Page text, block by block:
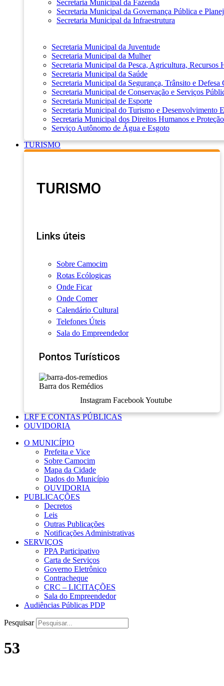
Secretaria Municipal da Fazenda
Secretaria Municipal da Governança Pública e
Secretaria Municipal da Infraestrutura
Secretaria Municipal da Juventude
Secretaria Municipal da Mulher
Secretaria Municipal da Pesca, Agricultura, Recursos
Secretaria Municipal da Saúde
Secretaria Municipal da Segurança, Trânsito e Defesa
Secretaria Municipal de Conservação e Serviços
Secretaria Municipal de Esporte
Secretaria Municipal do Turismo e Desenvolvimento
Secretaria Municipal dos Direitos Humanos e
Serviço Autônomo de Água e Esgoto
TURISMO
TURISMO
Links úteis
Sobre Camocim
Rotas Ecólogicas
Onde Ficar
Onde Comer
Calendário Cultural
Telefones Úteis
Sala do Empreendedor
Pontos Turísticos
Barra dos Remédios
Instagram Facebook Youtube
LRF E CONTAS PÚBLICAS
OUVIDORIA
O MUNICÍPIO
Prefeita e Vice
Sobre Camocim
Mapa da Cidade
Dados do Município
OUVIDORIA
PUBLICAÇÕES
Decretos
Leis
Outras Publicações
Notificações Administrativas
SERVIÇOS
PPA Participativo
Carta de Serviços
Governo Eletrônico
Contracheque
CRC – LICITAÇÕES
Sala do Empreendedor
Audiências Públicas PDP
Pesquisar
53